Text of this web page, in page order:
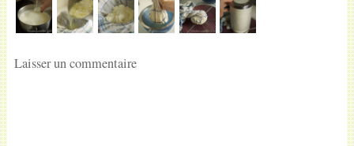
Laisser un commentaire